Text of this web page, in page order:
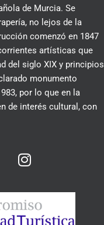
de Murcia. Se
no lejos de la
comenzó en 1847
artísticas que
del siglo XIX y principios
monumento
por lo que en la
de interés cultural, con
I
n
t
a